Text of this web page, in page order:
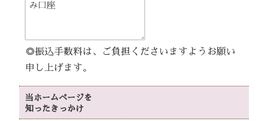
◎振込手数料は、ご負担くださいますようお願い
申し上げます。
当ホームページを
知ったきっかけ